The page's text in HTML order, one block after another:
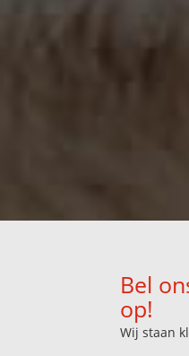
Bel
op!
Wij staan